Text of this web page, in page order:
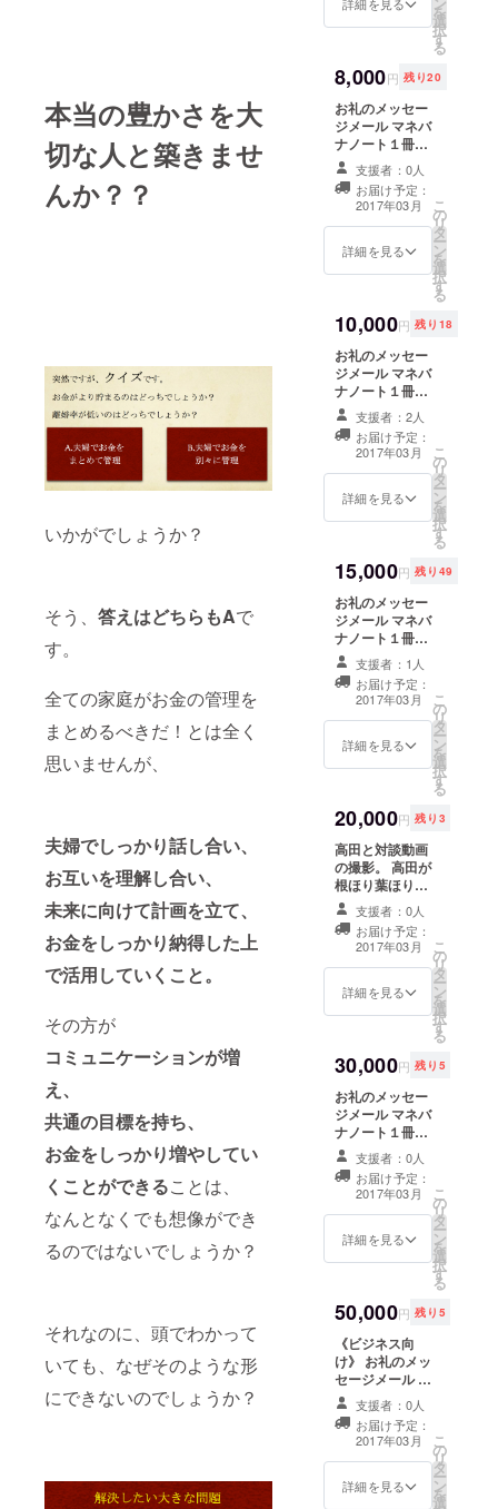
本当の豊かさを大
切な人と築きませ
んか？？
いかがでしょうか？
そう、 答えはどちらもAで
す。
全ての家庭がお金の管理を
まとめるべきだ！とは全く
思いませんが、
夫婦でしっかり話し合い、
お互いを理解し合い、
未来に向けて計画を立て、
お金をしっかり納得した上
で活用していくこと。
その方が
コミュニケーションが増
え、
共通の目標を持ち、
お金をしっかり増やしてい
くことができることは、
なんとなくでも想像ができ
るのではないでしょうか？
それなのに、頭でわかって
いても、なぜそのような形
にできないのでしょうか？
き、自分に
いことをし
たいと思
い、脱サ
ラ、起業。
強みである
オリジナル
伝えるべく
始め、年間
で３０人以
上の人の資
産運用をサ
ポート。
１年後に
はマネバ
ナ大学（旧
し、代表と
して活動。
各講師陣の
共通の伝え
たい本質を
まとめた
ワークとし
て、マネバ
ナを生み出
毎月のセミ
ナーの他
に、３００
人セミナー
や５００人
セミナー
等、
１年間で１
上のメン
バーに資産
運用の本質
を伝える。
より多くの
人々にマネ
バナの考え
方を伝える
マネバナラ
ウンジを開
設。
２０１６年
９月には見
える化すれ
ばお金が増
える！みる
高田と
お茶&
会。 東
京、白
金の川
畑先生
の一軒
て、お
茶会を
開催し
ます。
ホワイ
ケーキ
を用意
してお
待ちし
ていま
すの
で、 一
緒に楽
しくお
金と家
庭の話
礼の
セージ
メール
マネバ
ナノー
ト1冊
（この
支援に
マネバ
ナノー
夫婦へ
ントさ
れま
す。）
マネバ
ナ解説
動画視
聴権
ネバナ
ノート
ナー後
時発送
する予
定で
す。
を
選
択
す
る
8,000円 残り20
お礼のメッセー
ジメール マネバ
ナノート１冊
（この支援に
よってマネバナ
ノートが１冊新
婚夫婦へプレゼ
ントされま
す。） マネバナ
ナーご招待
（3/25 14:00〜
東京都内） マネ
バナノートに名
前掲載 3/25マネ
バナノート完成
記念セミナー後
に、随時発送す
る予定です。
支援者：0人
お届け予定：
2017年03月
詳細を見る
こ
の
リ
タ
ー
ン
を
選
択
す
る
10,000円 残り18
お礼のメッセー
ジメール マネバ
ナノート１冊
（この支援に
よってマネバナ
ノートが１冊新
婚夫婦へプレゼ
ントされま
す。） マネバナ
ナーご招待
（3/25 14:00〜
東京都内） マネ
バナノートに名
前掲載 マネバナ
大学２ヶ月無料
（３９８０円/
月） (マネバナ好
きが集まりお互
き合う会員制
サービス) 3/25マ
後に、随時発送
する予定です。
支援者：2人
お届け予定：
2017年03月
詳細を見る
こ
の
リ
タ
ー
ン
を
選
択
す
る
15,000円 残り49
お礼のメッセー
ジメール マネバ
ナノート１冊
（この支援に
よってマネバナ
ノートが１冊新
婚夫婦へプレゼ
ントされま
す。） マネバナ
ナーご招待
（3/25 14:00〜
東京都内） マネ
バナノートに名
前掲載 アフター
パーティご招待
（3/25
18:00〜） 3/25
マネバナノート
ナー後に、随時
発送する予定で
支援者：1人
お届け予定：
2017年03月
詳細を見る
こ
の
リ
タ
ー
ン
を
選
択
す
る
20,000円 残り3
高田と対談動画
の撮影。 高田が
根ほり葉ほりあ
なたの経験や想
いを聞き出し、
HP、メルマガ、
SNS等で拡散し
ていきます。 あ
なたのファンを
別調整）
支援者：0人
お届け予定：
2017年03月
詳細を見る
こ
の
リ
タ
ー
ン
を
選
択
す
る
30,000円 残り5
お礼のメッセー
ジメール マネバ
ナノート１冊
（この支援に
よってマネバナ
ノートが１冊新
婚夫婦へプレゼ
ントされま
す。） マネバナ
ナー（3/25
14:00〜東京都
内）） アフター
パーティご招待
（3/25 18:00〜
東京都内） マネ
バナノートに名
前掲載 マネバナ
大学代表高田と
ナ！（１〜２時
支援者：0人
お届け予定：
2017年03月
詳細を見る
こ
の
リ
タ
ー
ン
を
選
択
す
る
50,000円 残り5
《ビジネス向
け》 お礼のメッ
セージメール マ
ネバナノート１
０冊（この支援
によってマネバ
ナノートが１０
冊新婚夫婦へプ
レゼントされま
す。） マネバナ
支援者：0人
お届け予定：
2017年03月
詳細を見る
こ
の
リ
タ
ー
ン
を
選